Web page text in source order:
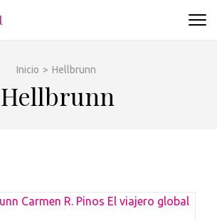
Un espacio donde descubrir la cara B de los
desde su música hasta su arquitectura o sus
Inicio > Hellbrunn
Hellbrunn